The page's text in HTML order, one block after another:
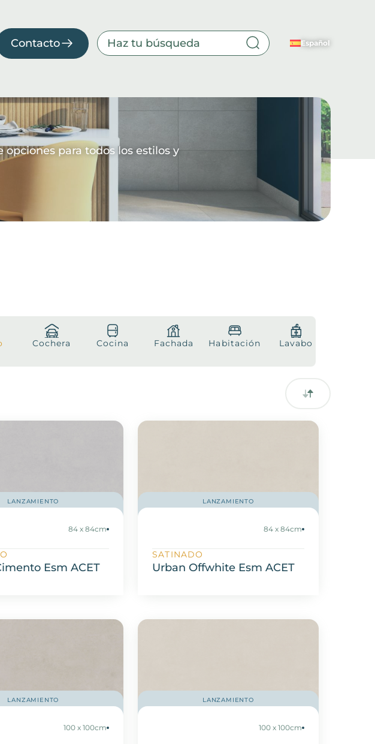
Contacto Español
Piscina
Sala
opciones para todos los estilos y
Cochera Cocina Fachada Habitación Lavabo
LANZAMIENTO
84 x 84cm
Esm ACET
LANZAMIENTO
84 x 84cm
SATINADO
Urban Offwhite Esm ACET
LANZAMIENTO
100 x 100cm
LANZAMIENTO
100 x 100cm